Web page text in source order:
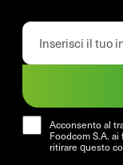
Acconsento al
Foodcom S.A.
ritirare questo